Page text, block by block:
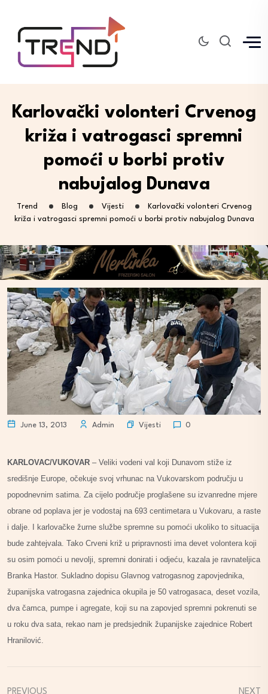
Karlovački volonteri Crvenog
križa i vatrogasci spremni
pomoći u borbi protiv
nabujalog Dunava
Trend Blog Vijesti
Karlovački volonteri Crvenog
križa i vatrogasci spremni pomoći u borbi protiv nabujalog Dunava
June 13, 2013 Admin Vijesti 0
KARLOVAC/VUKOVAR – Veliki vodeni val koji Dunavom stiže iz
središnje Europe, očekuje svoj vrhunac na Vukovarskom području u
popodnevnim satima. Za cijelo područje proglašene su izvanredne mjere
obrane od poplava jer je vodostaj na 693 centimetara u Vukovaru, a raste
i dalje. I karlovačke žurne službe spremne su pomoći ukoliko to situacija
bude zahtejvala. Tako Crveni križ u pripravnosti ima devet volontera koji
su osim pomoći u nevolji, spremni donirati i odjeću, kazala je ravnateljica
Branka Hastor. Sukladno dopisu Glavnog vatrogasnog zapovjednika,
županijska vatrogasna zajednica okupila je 50 vatrogasaca, deset vozila,
dva čamca, pumpe i agregate, koji su na zapovjed spremni pokrenuti se
u roku dva sata, rekao nam je predsjednik županijske zajednice Robert
Hranilović.
PREVIOUS
NEXT